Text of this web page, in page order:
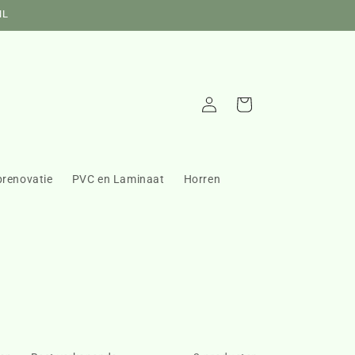
PVC en Laminaat Horren
InloggenWinkelwagen